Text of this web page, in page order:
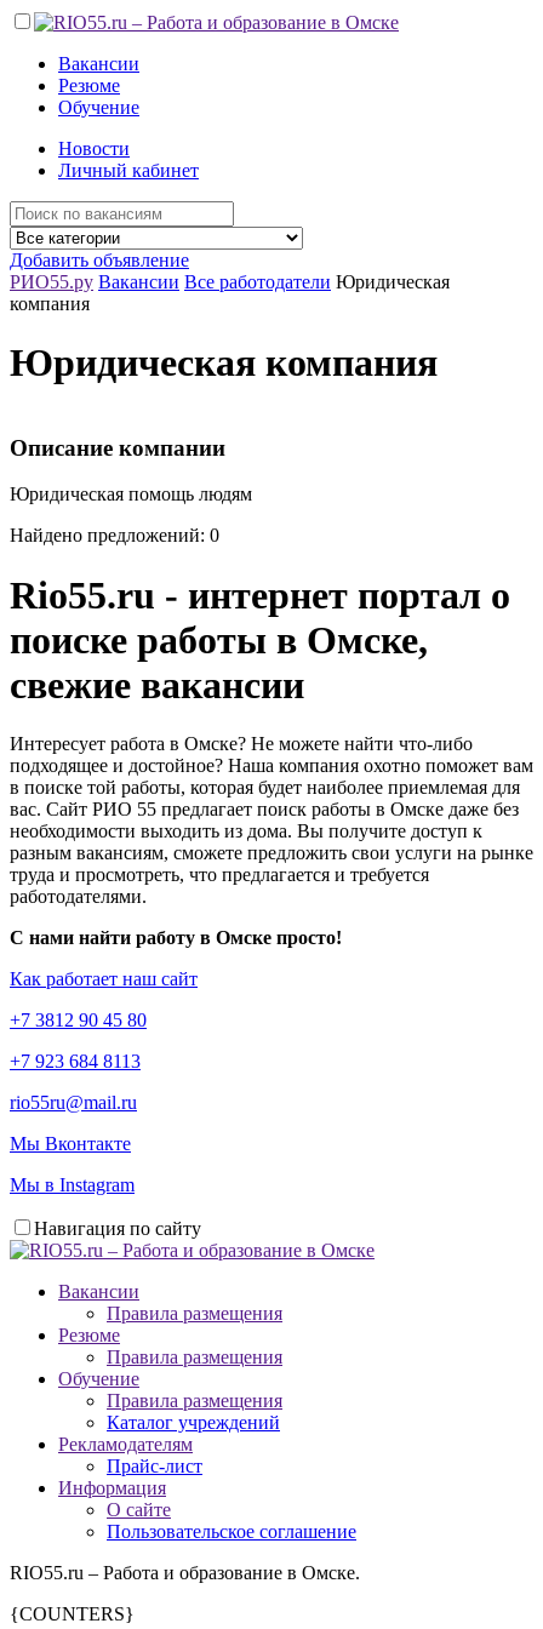
Вакансии
Резюме
Обучение
Новости
Личный кабинет
Добавить объявление
РИО55.ру Вакансии Все работодатели Юридическая
компания
Юридическая компания
Описание компании
Юридическая помощь людям
Найдено предложений: 0
Rio55.ru - интернет портал о
поиске работы в Омске,
свежие вакансии
Интересует работа в Омске? Не можете найти что-либо
подходящее и достойное? Наша компания охотно поможет вам
в поиске той работы, которая будет наиболее приемлемая для
вас. Сайт РИО 55 предлагает поиск работы в Омске даже без
необходимости выходить из дома. Вы получите доступ к
разным вакансиям, сможете предложить свои услуги на рынке
труда и просмотреть, что предлагается и требуется
работодателями.
С нами найти работу в Омске просто!
Как работает наш сайт
+7 3812 90 45 80
+7 923 684 8113
rio55ru@mail.ru
Мы Вконтакте
Мы в Instagram
Навигация по сайту
Вакансии
Правила размещения
Резюме
Правила размещения
Обучение
Правила размещения
Каталог учреждений
Рекламодателям
Прайс-лист
Информация
О сайте
Пользовательское соглашение
RIO55.ru – Работа и образование в Омске.
{COUNTERS}